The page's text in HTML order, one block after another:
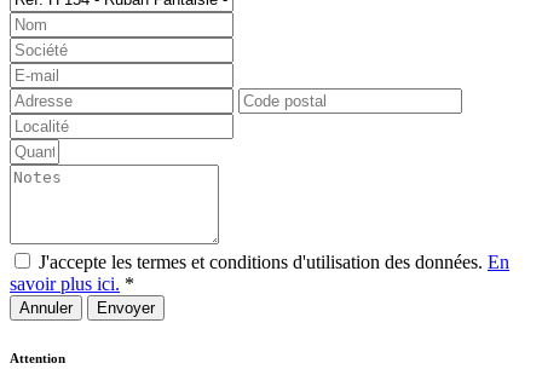
J'accepte les termes et conditions d'utilisation des données. En
savoir plus ici. *
Annuler
Attention